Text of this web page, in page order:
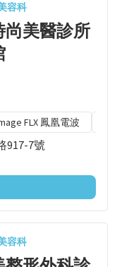
容科
尚美醫診所
FLX 鳳凰電波
917-7號
容科